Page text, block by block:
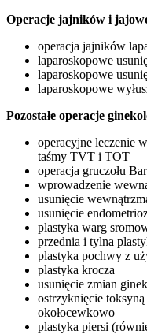
Operacje jajników i
operacja jajników
laparoskopowe
laparoskopowe
laparoskopowe
Pozostałe operacje
operacyjne leczenie
taśmy TVT i TOT
operacja gruczołu
wprowadzenie
usunięcie
usunięcie
plastyka warg
przednia i tylna
plastyka pochwy z
plastyka krocza
usunięcie zmian
ostrzyknięcie
okołocewkowo
plastyka piersi